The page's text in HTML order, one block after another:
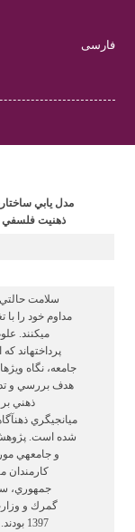
فارسی
مدل يابي
ذهنيت فلسفي
سلامت
مداوم خود را
ميكنند.
پرداختهاند
جامعه، نگاه
هدف بررسي و
ذهني
ميانجيگري
شده است.
و جامعهي
كارمندان
جمهوري،
گمرك و
1397